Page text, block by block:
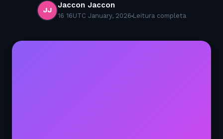
JJ
Jaccon Jaccon
16 16UTC January, 2026 Leitura completa